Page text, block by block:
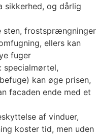
og dårlig
sten, frostsprængninger
ellers kan
fuger
: specialmørtel,
kan øge prisen,
facaden ende med et
af vinduer,
koster tid, men uden